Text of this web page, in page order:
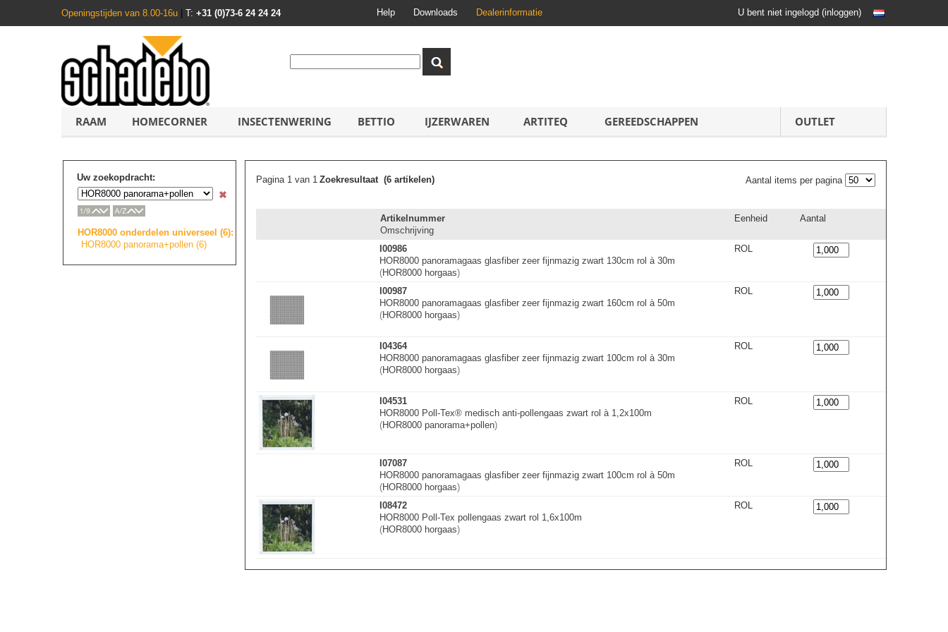
Openingstijden van 8.00-16u T: +31 (0)73-6 24 24 24 Help Downloads Dealerinformatie U bent niet ingelogd (inloggen)
RAAM HOMECORNER INSECTENWERING BETTIO IJZERWAREN ARTITEQ GEREEDSCHAPPEN OUTLET
Uw zoekopdracht:
HOR8000 onderdelen universeel (6):
HOR8000 panorama+pollen (6)
Pagina 1 van 1 Aantal items per pagina
Zoekresultaat (6 artikelen)
Artikelnummer
Omschrijving
Eenheid Aantal
I00986
HOR8000 panoramagaas glasfiber zeer fijnmazig zwart 130cm rol à 30m
(HOR8000 horgaas)
ROL
I00987
HOR8000 panoramagaas glasfiber zeer fijnmazig zwart 160cm rol à 50m
(HOR8000 horgaas)
ROL
I04364
HOR8000 panoramagaas glasfiber zeer fijnmazig zwart 100cm rol à 30m
(HOR8000 horgaas)
ROL
I04531
HOR8000 Poll-Tex® medisch anti-pollengaas zwart rol à 1,2x100m
(HOR8000 panorama+pollen)
ROL
I07087
HOR8000 panoramagaas glasfiber zeer fijnmazig zwart 100cm rol à 50m
(HOR8000 horgaas)
ROL
I08472
HOR8000 Poll-Tex pollengaas zwart rol 1,6x100m
(HOR8000 horgaas)
ROL